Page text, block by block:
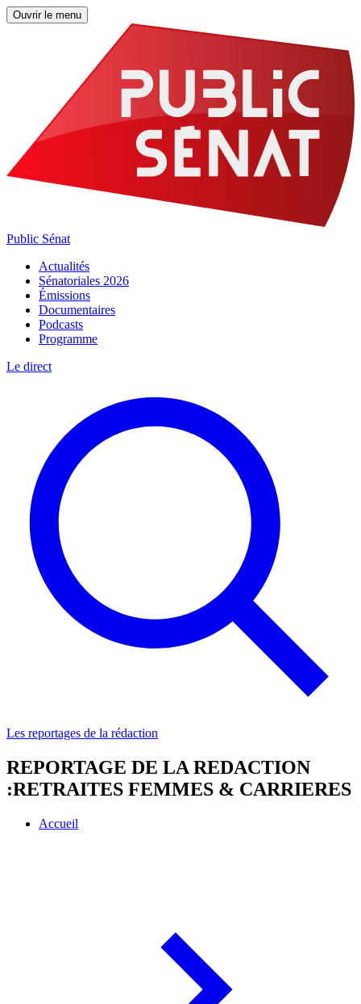
Ouvrir le menu
Public Sénat
Actualités
Sénatoriales 2026
Émissions
Documentaires
Podcasts
Programme
Le direct
Les reportages de la rédaction
REPORTAGE DE LA REDACTION
:RETRAITES FEMMES & CARRIERES
Accueil